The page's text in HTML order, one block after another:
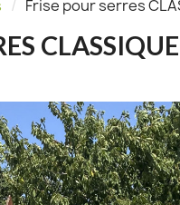
Frise pour serres